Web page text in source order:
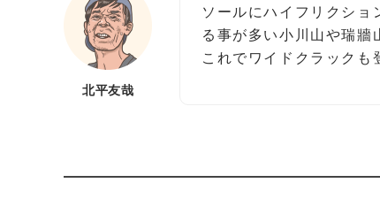
北平友哉
ソールにハイフリクショ
る事が多い小川山や瑞
これでワイドクラックも